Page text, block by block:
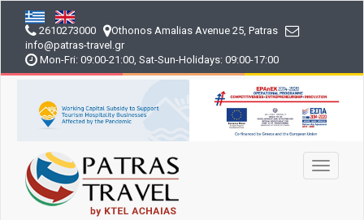
main
content
2610273000
Othonos Amalias Avenue 25, Patras
info@patras-travel .gr
Mon-Fri: 09:00-21:00, Sat-Sun-Holidays: 09:00-17:00
Toggle